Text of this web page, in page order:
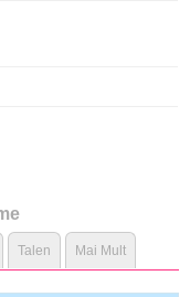
Talen Mai Mult